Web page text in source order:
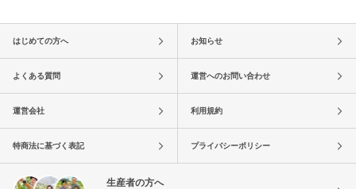
はじめての方へ お知らせ
よくある質問 運営へのお問い合わせ
運営会社 利用規約
特商法に基づく表記 プライバシーポリシー
生産者の方へ